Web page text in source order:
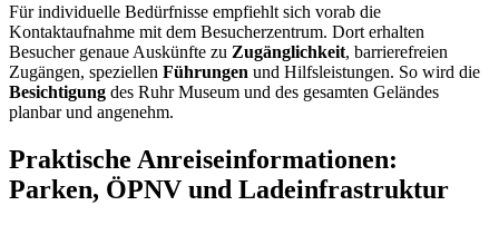
Für individuelle Bedürfnisse empfiehlt sich vorab die
Kontaktaufnahme mit dem Besucherzentrum. Dort erhalten
Besucher genaue Auskünfte zu Zugänglichkeit, barrierefreien
Zugängen, speziellen Führungen und Hilfsleistungen. So wird die
Besichtigung des Ruhr Museum und des gesamten Geländes
planbar und angenehm.
Praktische Anreiseinformationen:
Parken, ÖPNV und Ladeinfrastruktur